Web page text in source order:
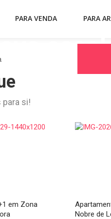
PARA VENDA PARA
casa!
si!
em Zona
Nobre de